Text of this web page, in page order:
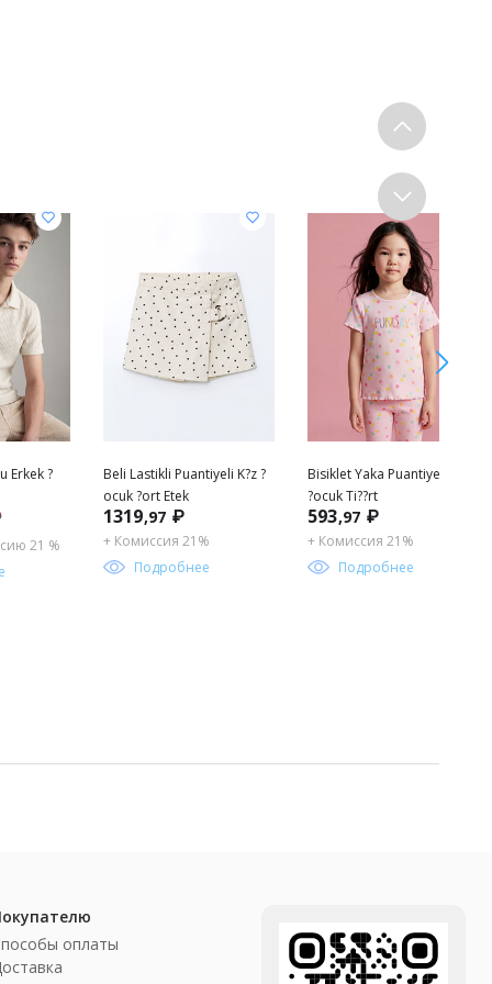
Erkek ?
21 %
Beli Lastikli Puantiyeli K?z ?
ocuk ?ort Etek
1319,97 ₽
+ Комиссия 21%
Подробнее
Bisiklet Yaka Puantiyeli K?z
?ocuk Ti??rt
593,97 ₽
+ Комиссия 21%
Подробнее
оплаты